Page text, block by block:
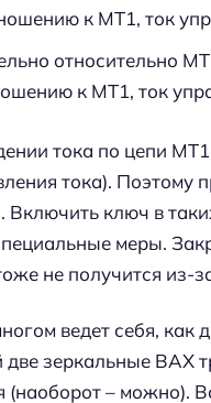
к МТ1, ток
относительно
к МТ1, ток
тока по цепи
тока). Поэтому
Включить ключ в
меры.
не получится из-
ведет себя,
зеркальные ВАХ
(наоборот – можно).